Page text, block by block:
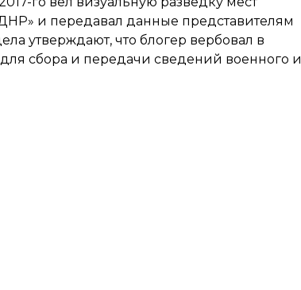
и передавал данные представителям
утверждают, что блогер вербовал в
сбора и передачи сведений военного и